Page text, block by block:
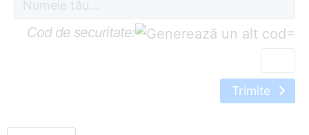
Cod de securitate: =
Trimite